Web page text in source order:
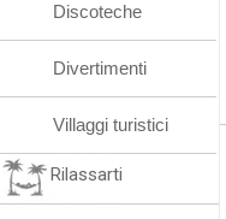
Discoteche
Divertimenti
Villaggi turistici
Rilassarti